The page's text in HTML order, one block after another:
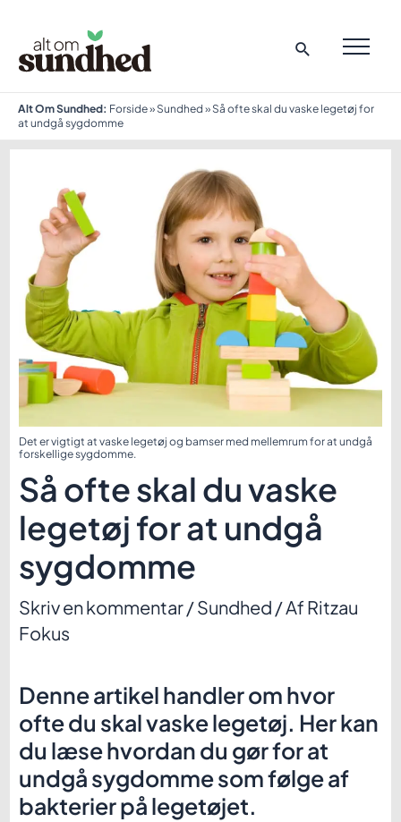
indholdet
Alt Om Sundhed: Forside» Sundhed » Så ofte skal du vaske legetøj for
at undgå sygdomme
Det er vigtigt at vaske legetøj og bamser med mellemrum for at undgå
forskellige sygdomme.
Så ofte skal du vaske
legetøj for at undgå
sygdomme
Skriv en kommentar/Sundhed / AfRitzau
Fokus
Denne artikel handler om hvor
ofte du skal vaske legetøj. Her kan
du læse hvordan du gør for at
undgå sygdomme som følge af
bakterier på legetøjet.